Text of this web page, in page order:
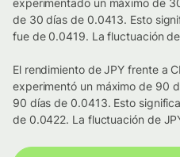
experimentado un máximo de
de 30 días de 0.0413. Esto
fue de 0.0419. La fluctuación
El rendimiento de JPY frente a
experimentó un máximo de 90
90 días de 0.0413. Esto
de 0.0422. La fluctuación de